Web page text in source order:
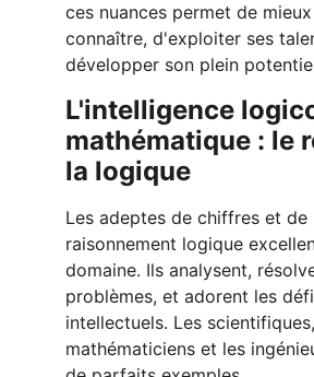
ces nuances permet de
connaître, d'exploiter ses
développer son plein
L'intelligence
mathématique : le
la logique
Les adeptes de chiffres et de
raisonnement logique
domaine. Ils analysent,
problèmes, et adorent les
intellectuels. Les
mathématiciens et les